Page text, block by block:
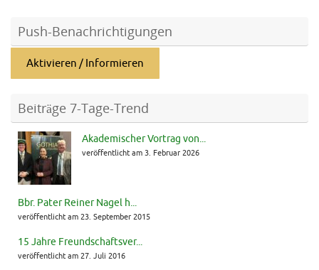
Push-Benachrichtigungen
Aktivieren / Informieren
Beiträge 7-Tage-Trend
Akademischer Vortrag von...
veröffentlicht am 3. Februar 2026
Bbr. Pater Reiner Nagel h...
veröffentlicht am 23. September 2015
15 Jahre Freundschaftsver...
veröffentlicht am 27. Juli 2016